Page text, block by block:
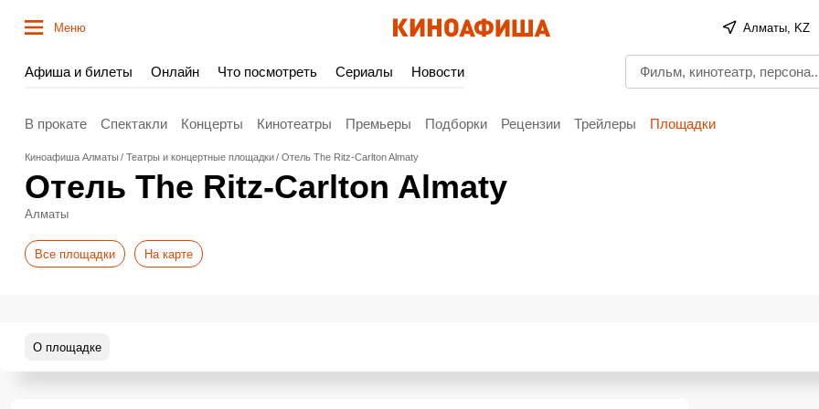
Меню Алматы, KZ
Афиша и билеты Онлайн Что посмотреть Сериалы Новости
В прокате Спектакли Концерты Кинотеатры Премьеры Подборки Рецензии Трейлеры Площадки
Киноафиша Алматы Театры и концертные площадки Отель The Ritz-Carlton Almaty
Отель The Ritz-Carlton Almaty
Алматы
Все площадки На карте
О площадке